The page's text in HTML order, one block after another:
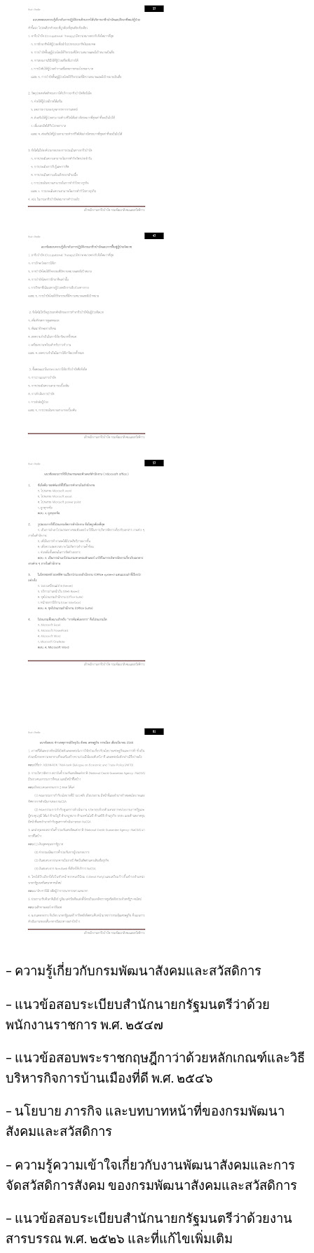
– ความรู้เกี่ยวกับกรมพัฒนาสังคมและสวัสดิการ
– แนวข้อสอบระเบียบสำนักนายกรัฐมนตรีว่าด้วย
พนักงานราชการ พ.ศ. ๒๕๔๗
– แนวข้อสอบพระราชกฤษฎีกาว่าด้วยหลักเกณฑ์และวิธี
บริหารกิจการบ้านเมืองที่ดี พ.ศ. ๒๕๔๖
– นโยบาย ภารกิจ และบทบาทหน้าที่ของกรมพัฒนา
สังคมและสวัสดิการ
– ความรู้ความเข้าใจเกี่ยวกับงานพัฒนาสังคมและการ
จัดสวัสดิการสังคม ของกรมพัฒนาสังคมและสวัสดิการ
– แนวข้อสอบระเบียบสำนักนายกรัฐมนตรีว่าด้วยงาน
สารบรรณ พ.ศ. ๒๕๒๖ และที่แก้ไขเพิ่มเติม